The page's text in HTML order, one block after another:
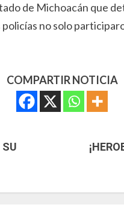
de Michoacán que
no solo
COMPARTIR NOTICIA
SU